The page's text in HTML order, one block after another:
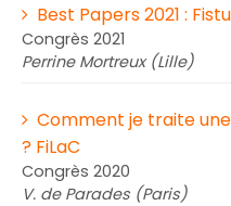
Best Papers 2021 :
Congrès 2021
Perrine Mortreux (Lille)
Comment je traite
? FiLaC
Congrès 2020
V. de Parades (Paris)